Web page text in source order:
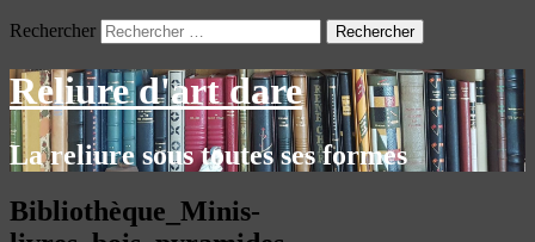
Rechercher
Reliure d'art dare
La reliure sous toutes ses formes
Bibliothèque_Minis-